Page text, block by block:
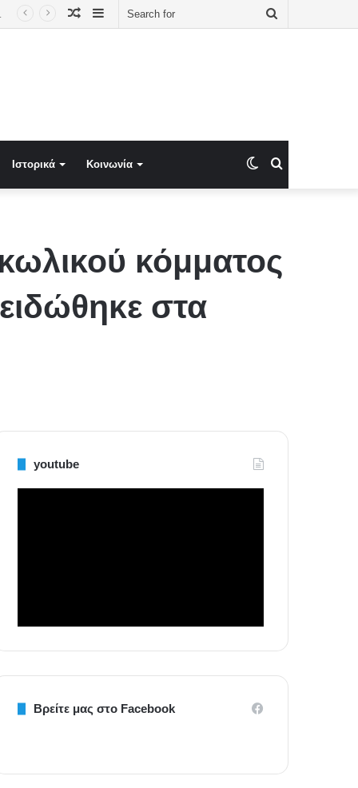
Έλληνα πολίτη» Sidebar
Random
Ιστορικά Κοινωνία Switch
κόμματος
στα
youtube
Βρείτε μας στο Facebook